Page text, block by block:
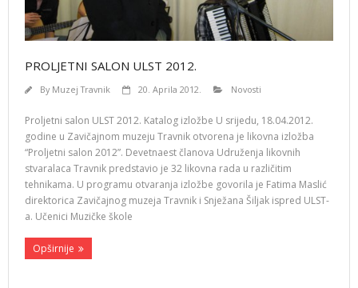
PROLJETNI SALON ULST 2012.
By Muzej Travnik 20. Aprila 2012. Novosti
Proljetni salon ULST 2012. Katalog izložbe U srijedu, 18.04.2012.
godine u Zavičajnom muzeju Travnik otvorena je likovna izložba
“Proljetni salon 2012”. Devetnaest članova Udruženja likovnih
stvaralaca Travnik predstavio je 32 likovna rada u različitim
tehnikama. U programu otvaranja izložbe govorila je Fatima Maslić
direktorica Zavičajnog muzeja Travnik i Snježana Šiljak ispred ULST-
a. Učenici Muzičke škole
Opširnije